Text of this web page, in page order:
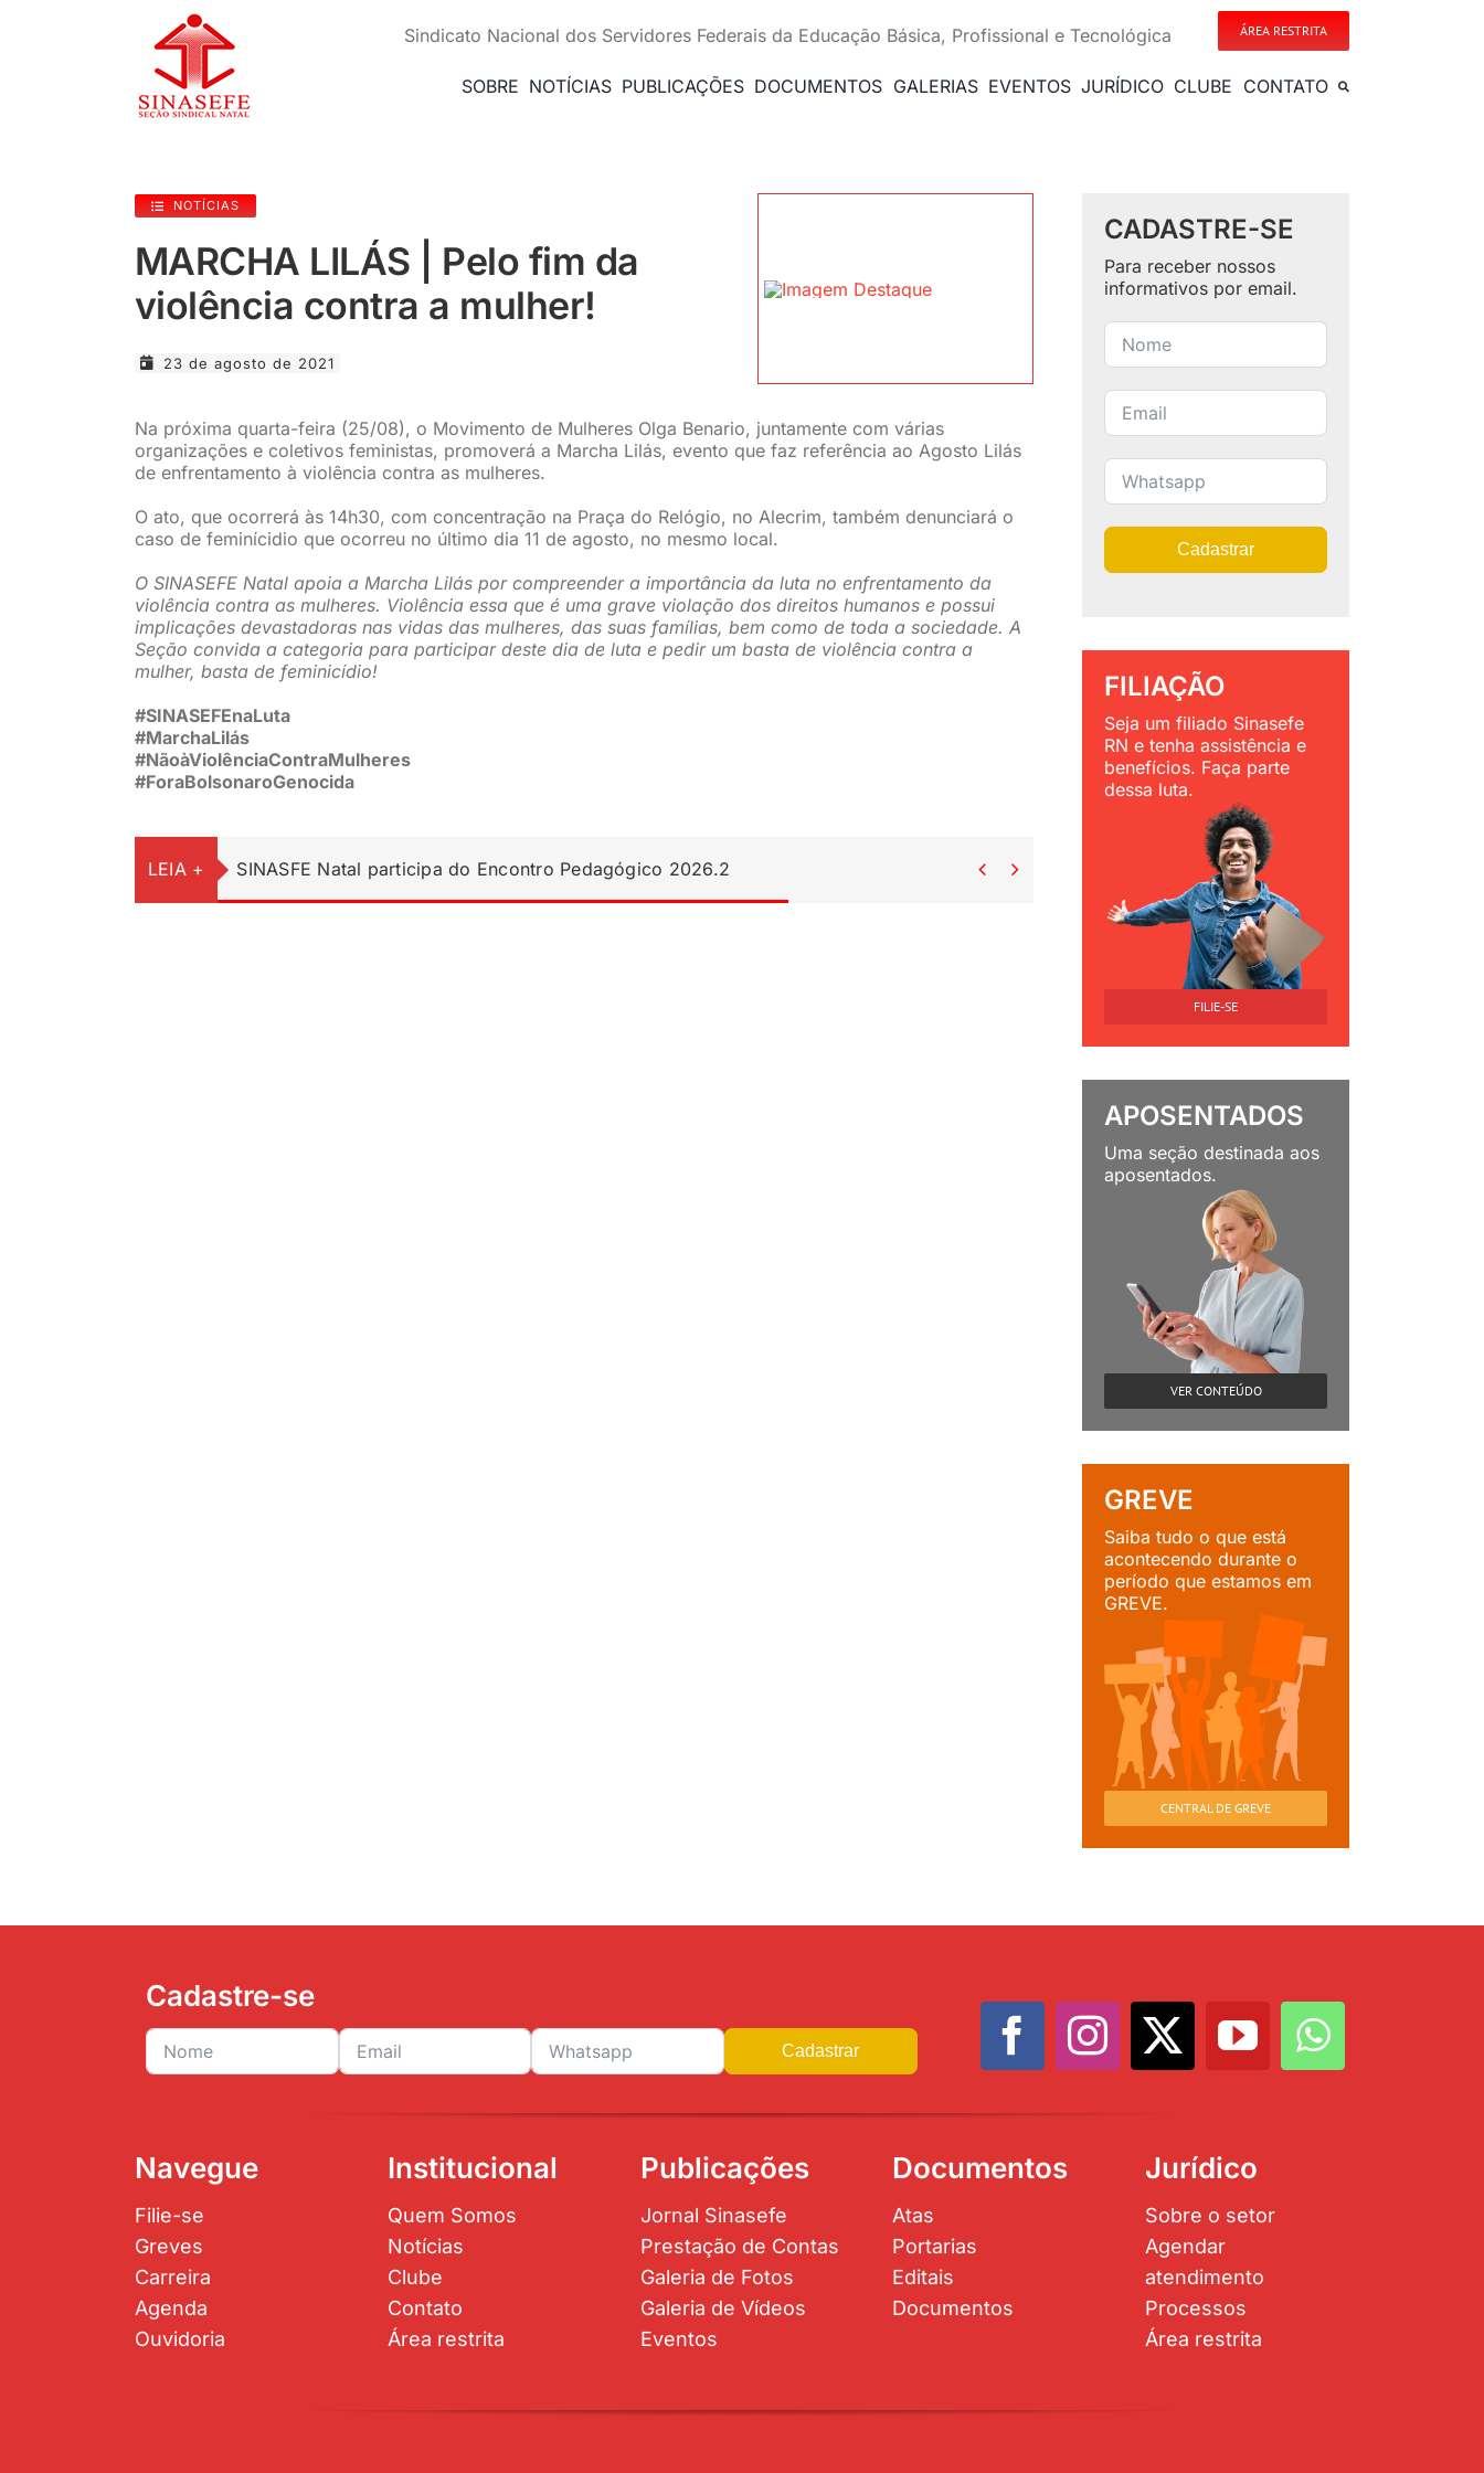
Sindicato Nacional dos Servidores Federais da Educação Básica, Profissional e Tecnológica ÁREA RESTRITA
SOBRE NOTÍCIAS PUBLICAÇÕES DOCUMENTOS GALERIAS EVENTOS JURÍDICO CLUBE CONTATO
NOTÍCIAS
MARCHA LILÁS | Pelo fim da
violência contra a mulher!
23 de agosto de 2021
Na próxima quarta-feira (25/08), o Movimento de Mulheres Olga Benario, juntamente com várias
organizações e coletivos feministas, promoverá a Marcha Lilás, evento que faz referência ao Agosto Lilás
de enfrentamento à violência contra as mulheres.
O ato, que ocorrerá às 14h30, com concentração na Praça do Relógio, no Alecrim, também denunciará o
caso de feminícidio que ocorreu no último dia 11 de agosto, no mesmo local.
O SINASEFE Natal apoia a Marcha Lilás por compreender a importância da luta no enfrentamento da
violência contra as mulheres. Violência essa que é uma grave violação dos direitos humanos e possui
implicações devastadoras nas vidas das mulheres, das suas famílias, bem como de toda a sociedade. A
Seção convida a categoria para participar deste dia de luta e pedir um basta de violência contra a
mulher, basta de feminicídio!
#SINASEFEnaLuta
#MarchaLilás
#NãoàViolênciaContraMulheres
#ForaBolsonaroGenocida
LEIA + SINASFE Natal participa do Encontro Pedagógico 2026.2  
CADASTRE-SE
Para receber nossos
informativos por email.
Cadastrar
FILIAÇÃO
Seja um filiado Sinasefe
RN e tenha assistência e
benefícios. Faça parte
dessa luta.
FILIE-SE
APOSENTADOS
Uma seção destinada aos
aposentados.
VER CONTEÚDO
GREVE
Saiba tudo o que está
acontecendo durante o
período que estamos em
GREVE.
CENTRAL DE GREVE
Cadastre-se
Cadastrar
Navegue
Filie-se
Greves
Carreira
Agenda
Ouvidoria
Institucional
Quem Somos
Notícias
Clube
Contato
Área restrita
Publicações
Jornal Sinasefe
Prestação de Contas
Galeria de Fotos
Galeria de Vídeos
Eventos
Documentos
Atas
Portarias
Editais
Documentos
Jurídico
Sobre o setor
Agendar
atendimento
Processos
Área restrita